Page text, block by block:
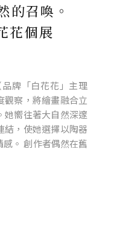
的召喚。
花個展
品牌「白花花」主理
觀察，將繪畫融合立
她嚮往著大自然深邃
結，使她選擇以陶器
。 創作者偶然在舊